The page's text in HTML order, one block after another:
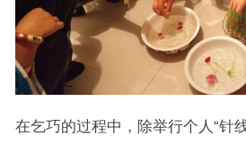
在乞巧的过程中，除举行个人“针